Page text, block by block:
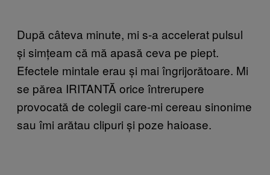
După câteva minute, mi s-a accelerat pulsul
și simțeam că mă apasă ceva pe piept.
Efectele mintale erau și mai îngrijorătoare. Mi
se părea IRITANTĂ orice întrerupere
provocată de colegii care-mi cereau sinonime
sau îmi arătau clipuri și poze haioase.